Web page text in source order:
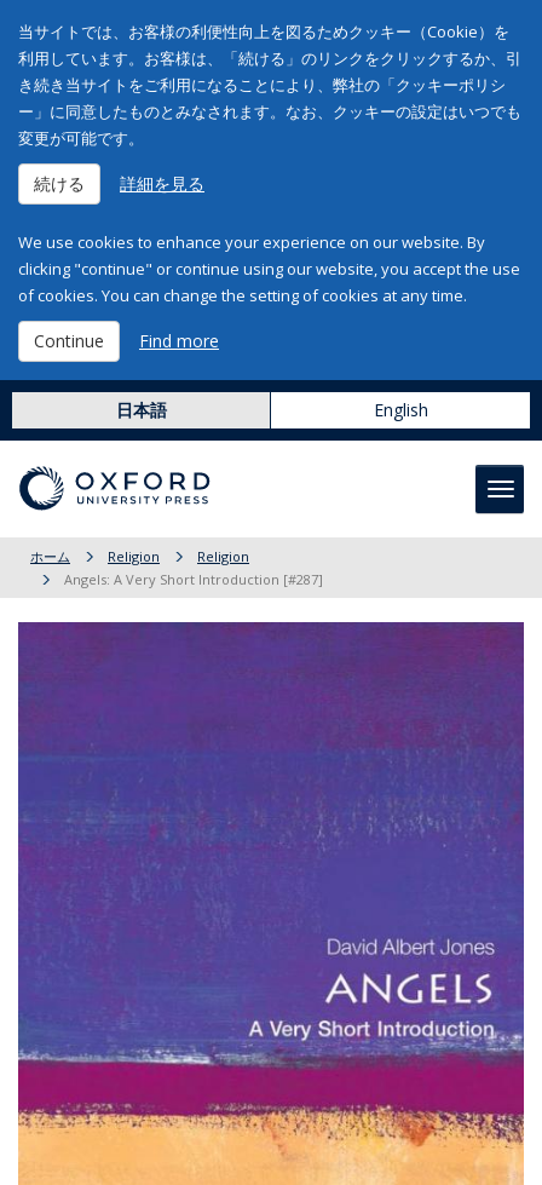
当サイトでは、お客様の利便性向上を図るためクッキー（Cookie）を
利用しています。お客様は、「続ける」のリンクをクリックするか、引
き続き当サイトをご利用になることにより、弊社の「クッキーポリシ
ー」に同意したものとみなされます。なお、クッキーの設定はいつでも
変更が可能です。
続ける 詳細を見る
We use cookies to enhance your experience on our website. By
clicking "continue" or continue using our website, you accept the use
of cookies. You can change the setting of cookies at any time.
Continue Find more
日本語 English
ホーム Religion
Religion
Angels: A Very Short Introduction [#287]